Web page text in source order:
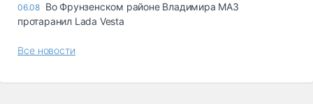
06.08 Во Фрунзенском районе Владимира МАЗ
протаранил Lada Vesta
Все новости